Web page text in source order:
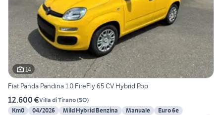
14
Fiat Panda Pandina 1.0 FireFly 65 CV Hybrid Pop
12.600 €Villa di Tirano(SO)
Km0
04/2026 Mild Hybrid Benzina Manuale
Euro 6e